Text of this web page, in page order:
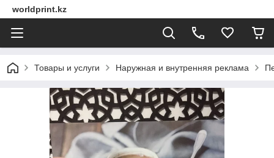
worldprint.kz
Товары и услуги Наружная и внутренняя реклама